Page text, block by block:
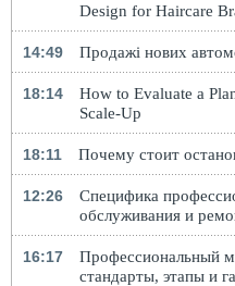
Design for Haircare
14:49 Продажі нових
18:14
How to Evaluate a
Scale-Up
18:11 Почему стоит
12:26
Специфика
обслуживания и
16:17
Профессиональный
стандарты, этапы и